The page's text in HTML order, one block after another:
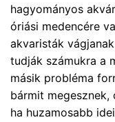
hagyományos
óriási medencére
akvaristák
tudják számukra a
másik probléma
bármit megesznek,
ha huzamosabb